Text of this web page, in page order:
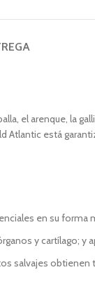
el arenque, la
está
en su forma
y cartílago;
salvajes